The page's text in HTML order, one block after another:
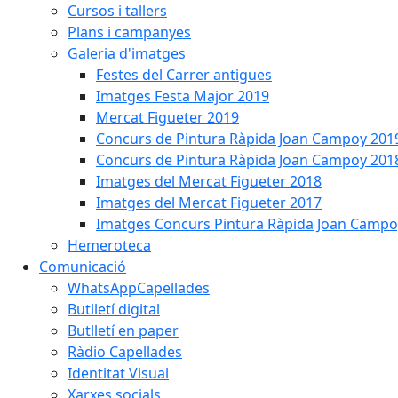
Cursos i tallers
Plans i campanyes
Galeria d'imatges
Festes del Carrer antigues
Imatges Festa Major 2019
Mercat Figueter 2019
Concurs de Pintura Ràpida Joan Campoy
Concurs de Pintura Ràpida Joan Campoy
Imatges del Mercat Figueter 2018
Imatges del Mercat Figueter 2017
Imatges Concurs Pintura Ràpida Joan
Hemeroteca
Comunicació
WhatsAppCapellades
Butlletí digital
Butlletí en paper
Ràdio Capellades
Identitat Visual